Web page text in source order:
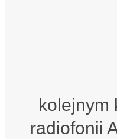
kolejnym
radiofonii